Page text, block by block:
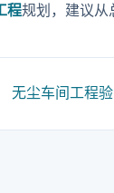
程规划，建议从
无尘车间工程